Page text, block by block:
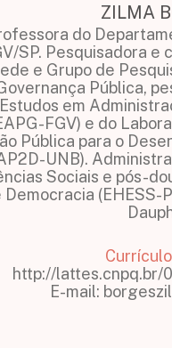
ZILMA
do
SP. Pesquisadora e
e Grupo de
Pública,
Estudos em
FGV) e do
Pública para o
UNB).
Sociais e pós-
Democracia (EHESS-
http://lattes.cnpq.br/
E-mail: